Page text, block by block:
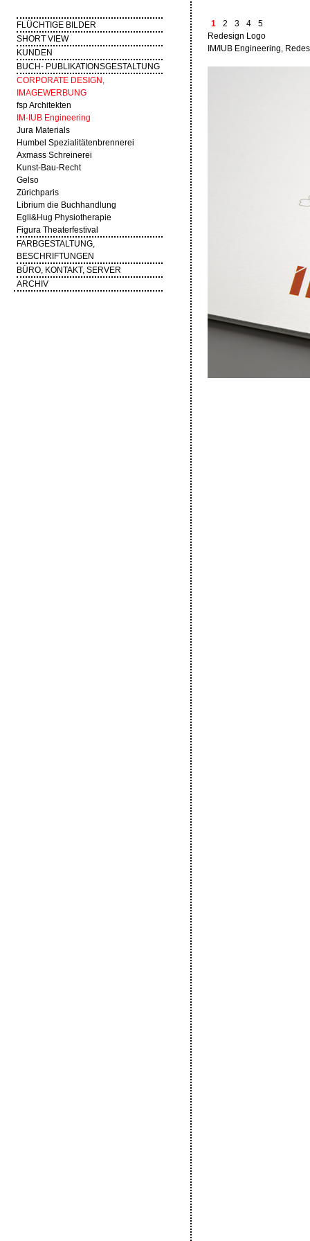
FLÜCHTIGE BILDER
SHORT VIEW
KUNDEN
BUCH- PUBLIKATIONSGESTALTUNG
CORPORATE DESIGN,
IMAGEWERBUNG
fsp Architekten
IM-IUB Engineering
Jura Materials
Humbel Spezialitätenbrennerei
Axmass Schreinerei
Kunst-Bau-Recht
Gelso
Zürichparis
Librium die Buchhandlung
Egli&Hug Physiotherapie
Figura Theaterfestival
FARBGESTALTUNG,
BESCHRIFTUNGEN
BÜRO, KONTAKT, SERVER
ARCHIV
1 2 3 4
5
Redesign Logo
IM/IUB Engineering,